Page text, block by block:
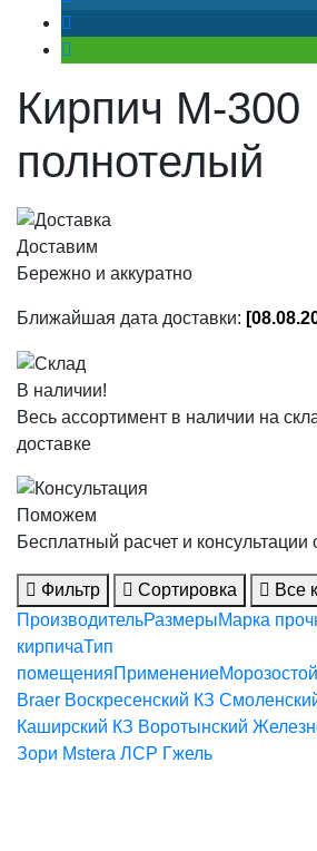
Кирпич М-300
полнотелый
Доставим
Бережно и аккуратно
Ближайшая дата доставки:
В наличии!
Весь ассортимент в наличии на
доставке
Поможем
Бесплатный расчет и консультации
Фильтр Сортировка
Все
ПроизводительРазмерыМарка
кирпичаТип
помещенияПрименение
Braer Воскресенский КЗ
Каширский КЗ Воротынский
Зори Mstera ЛСР Гжель